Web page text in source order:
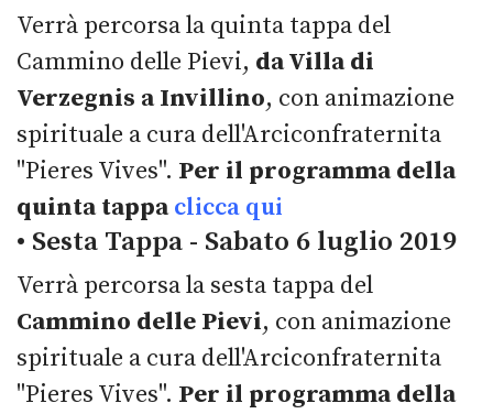
Verrà percorsa la quinta tappa del
Cammino delle Pievi, da Villa di
Verzegnis a Invillino, con animazione
spirituale a cura dell'Arciconfraternita
"Pieres Vives". Per il programma della
quinta tappaclicca qui
• Sesta Tappa - Sabato 6 luglio 2019
Verrà percorsa la sesta tappa del
Cammino delle Pievi, con animazione
spirituale a cura dell'Arciconfraternita
"Pieres Vives". Per il programma della